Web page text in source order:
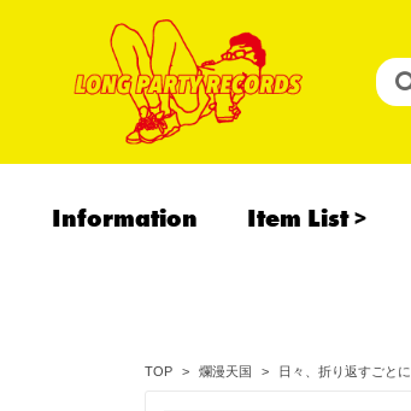
Information Item List
TOP 爛漫天国 日々、折り返すごとに